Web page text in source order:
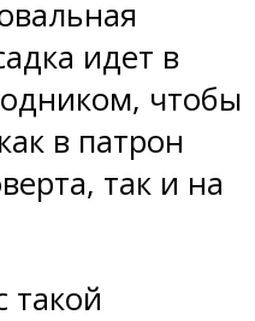
идет в
чтобы
в патрон
так и на
такой